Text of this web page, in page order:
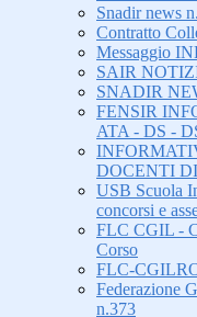
Snadir news
Contratto
Messaggio
SAIR
SNADIR
FENSIR
ATA - DS -
DOCENTI
USB Scuola
concorsi e
FLC CGIL -
Corso
FLC-
Federazione
n.373